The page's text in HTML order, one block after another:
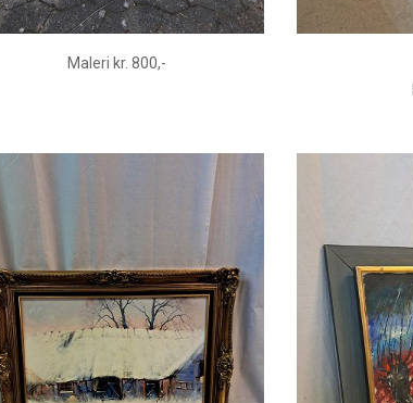
Maleri kr. 800,-